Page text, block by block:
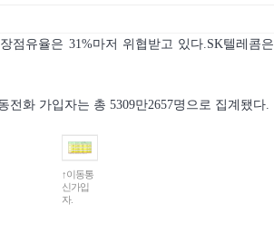
점유율은 31%마저 위협받고 있다.SK텔레콤
화 가입자는 총 5309만2657명으로 집계됐다.
↑이동통
신가입
자.